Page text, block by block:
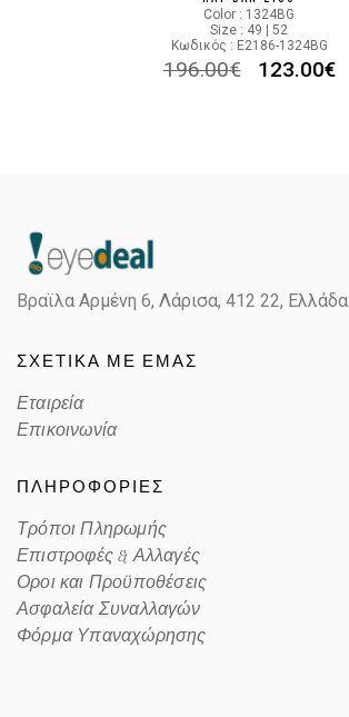
Color : 1324BG
Size : 49 | 52
Κωδικός : E2186-1324BG
196.00€ 123.00€
Βραϊλα Αρμένη 6, Λάρισα, 412 22, Ελλάδα
ΣΧΕΤΙΚΑ ΜΕ ΕΜΑΣ
Εταιρεία
Επικοινωνία
ΠΛΗΡΟΦΟΡΙΕΣ
Τρόποι Πληρωμής
Επιστροφές & Αλλαγές
Οροι και Προϋποθέσεις
Ασφαλεία Συναλλαγών
Φόρμα Υπαναχώρησης